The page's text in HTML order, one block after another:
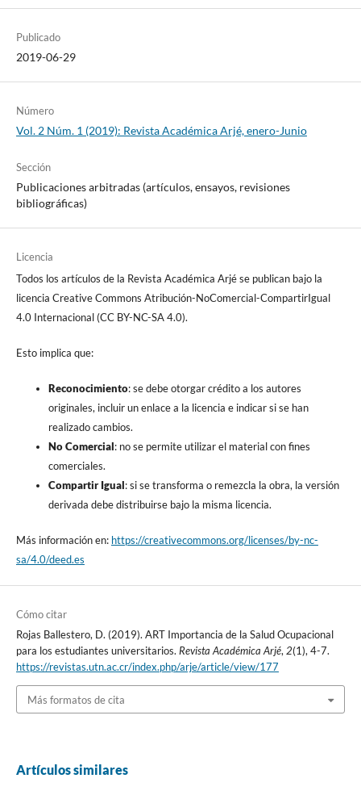
Publicado
2019-06-29
Número
Vol. 2 Núm. 1 (2019): Revista Académica Arjé, enero-Junio
Sección
Publicaciones arbitradas (artículos, ensayos, revisiones
bibliográficas)
Licencia
Todos los artículos de la Revista Académica Arjé se publican bajo la
licencia Creative Commons Atribución-NoComercial-CompartirIgual
4.0 Internacional (CC BY-NC-SA 4.0).
Esto implica que:
Reconocimiento: se debe otorgar crédito a los autores
originales, incluir un enlace a la licencia e indicar si se han
realizado cambios.
No Comercial: no se permite utilizar el material con fines
comerciales.
Compartir Igual: si se transforma o remezcla la obra, la versión
derivada debe distribuirse bajo la misma licencia.
Más información en: https://creativecommons.org/licenses/by-nc-
sa/4.0/deed.es
Cómo citar
Rojas Ballestero, D. (2019). ART Importancia de la Salud Ocupacional
para los estudiantes universitarios. Revista Académica Arjé,2(1), 4-7.
https://revistas.utn.ac.cr/index.php/arje/article/view/177
Más formatos de cita
Artículos similares